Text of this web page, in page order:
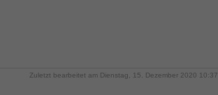
Zuletzt bearbeitet am Dienstag, 15. Dezember 2020 10:37